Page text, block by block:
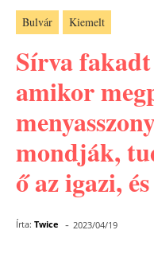
Bulvár Kiemelt
Sírva fakadt
amikor
mondják,
ő az igazi,
Írta: Twice - 2023/04/19